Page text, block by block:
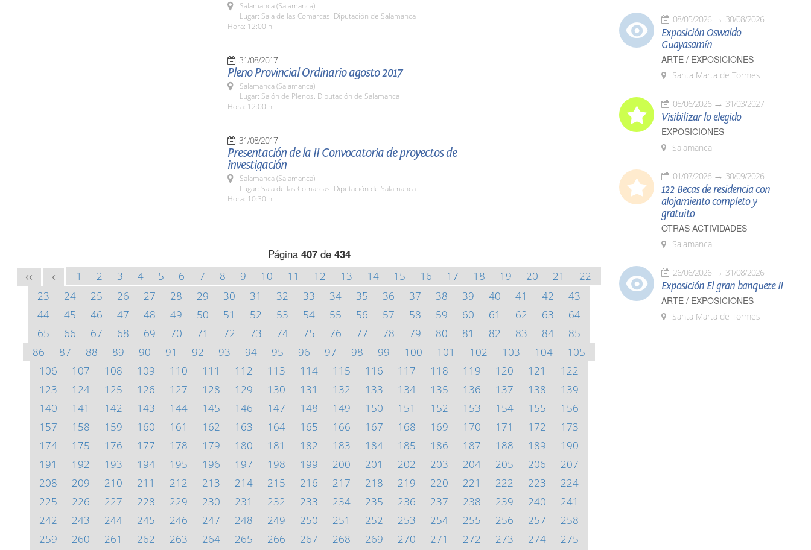
Salamanca (Salamanca)
Lugar: Sala de las Comarcas. Diputación de Salamanca
Hora: 12:00 h.
31/08/2017
Pleno Provincial Ordinario agosto 2017
Salamanca (Salamanca)
Lugar: Salón de Plenos. Diputación de Salamanca
Hora: 12:00 h.
31/08/2017
Presentación de la II Convocatoria de proyectos de
investigación
Salamanca (Salamanca)
Lugar: Sala de las Comarcas. Diputación de Salamanca
Hora: 10:30 h.
Página 407de 434
<< < 1 2 3 4 5 6 7 8 9 10 11 12 13 14 15 16 17 18 19 20 21
22
23
24 25 26 27 28 29 30 31 32 33 34 35 36 37 38 39 40 41 42
43
44
45 46 47 48 49 50 51 52 53 54 55 56 57 58 59 60 61 62 63
64
65
66 67 68 69 70 71 72 73 74 75 76 77 78 79 80 81 82 83 84
85
86
87 88 89 90 91 92 93 94 95 96 97 98 99 100 101 102 103 104
105
106
107 108 109 110 111 112 113 114 115 116 117 118 119 120 121
122
123
124 125 126 127 128 129 130 131 132 133 134 135 136 137 138
139
140
141 142 143 144 145 146 147 148 149 150 151 152 153 154 155
156
157
158 159 160 161 162 163 164 165 166 167 168 169 170 171 172
173
174
175 176 177 178 179 180 181 182 183 184 185 186 187 188 189
190
191
192 193 194 195 196 197 198 199 200 201 202 203 204 205 206
207
208
209 210 211 212 213 214 215 216 217 218 219 220 221 222 223
224
225
226 227 228 229 230 231 232 233 234 235 236 237 238 239 240
241
242
243 244 245 246 247 248 249 250 251 252 253 254 255 256 257
258
259
260 261 262 263 264 265 266 267 268 269 270 271 272 273 274 275
08/05/2026 30/08/2026
Exposición Oswaldo
Guayasamín
ARTE / EXPOSICIONES
Santa Marta de Tormes
05/06/2026 31/03/2027
Visibilizar lo elegido
EXPOSICIONES
Salamanca
01/07/2026 30/09/2026
122 Becas de residencia con
alojamiento completo y
gratuito
OTRAS ACTIVIDADES
Salamanca
26/06/2026 31/08/2026
Exposición El gran banquete II
ARTE / EXPOSICIONES
Santa Marta de Tormes